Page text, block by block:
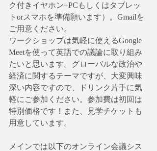
ク付きイヤホン+PCもしくはタブレッ
トorスマホを準備願います）。Gmailを
ご用意ください。
ワークショップは気軽に使えるGoogle
Meetを使って英語での議論に取り組み
たいと思います。グローバルな政治や
経済に関するテーマですが、大変興味
深い内容ですので、ドリンク片手に気
軽にご参加ください。参加費は初回は
特別価格です！また、見学チケットも
用意しています。
メインでは以下のオンライン会議シス